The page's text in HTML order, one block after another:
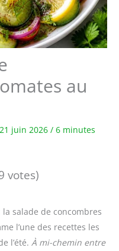
au
21 juin 2026 / 6 minutes
votes)
la salade de concombres
l’une des recettes les
l’été. À mi-chemin entre